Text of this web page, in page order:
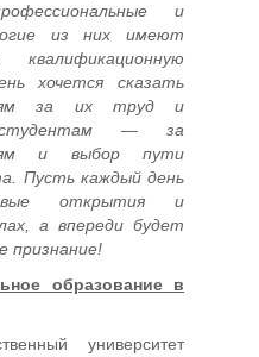
и
из них имеют
хочется сказать
за их труд и
студентам — за
и выбор пути
Пусть каждый день
открытия и
а впереди будет
признание!
образование в
университет